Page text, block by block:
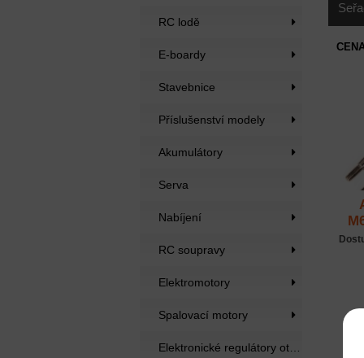
RC lodě
E-boardy
Stavebnice
Příslušenství modely
Akumulátory
Serva
Nabíjení
RC soupravy
Elektromotory
Spalovací motory